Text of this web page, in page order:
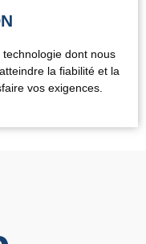
dont nous
la fiabilité et la
vos exigences.